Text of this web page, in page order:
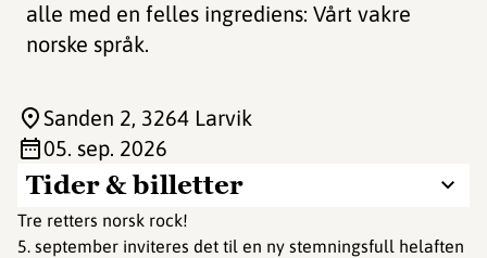
alle med en felles ingrediens: Vårt vakre
norske språk.
Tider & billetter
Tre retters norsk rock!
5. september inviteres det til en ny stemningsfull helaften
Sanden 2, 3264 Larvik
05. sep. 2026